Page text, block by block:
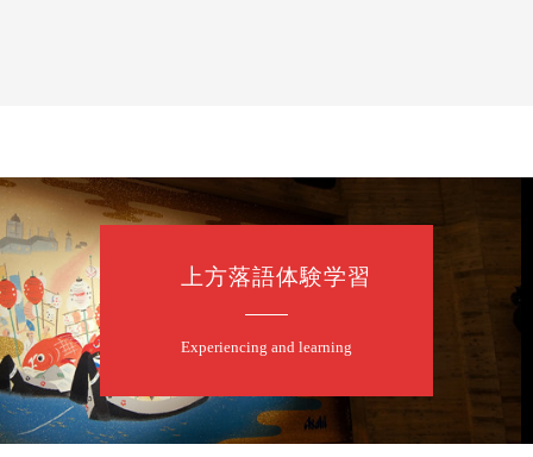
眞／笑福亭仁福／幸助福助（漫才）／桂春若
上方落語体験学習
Experiencing and learning